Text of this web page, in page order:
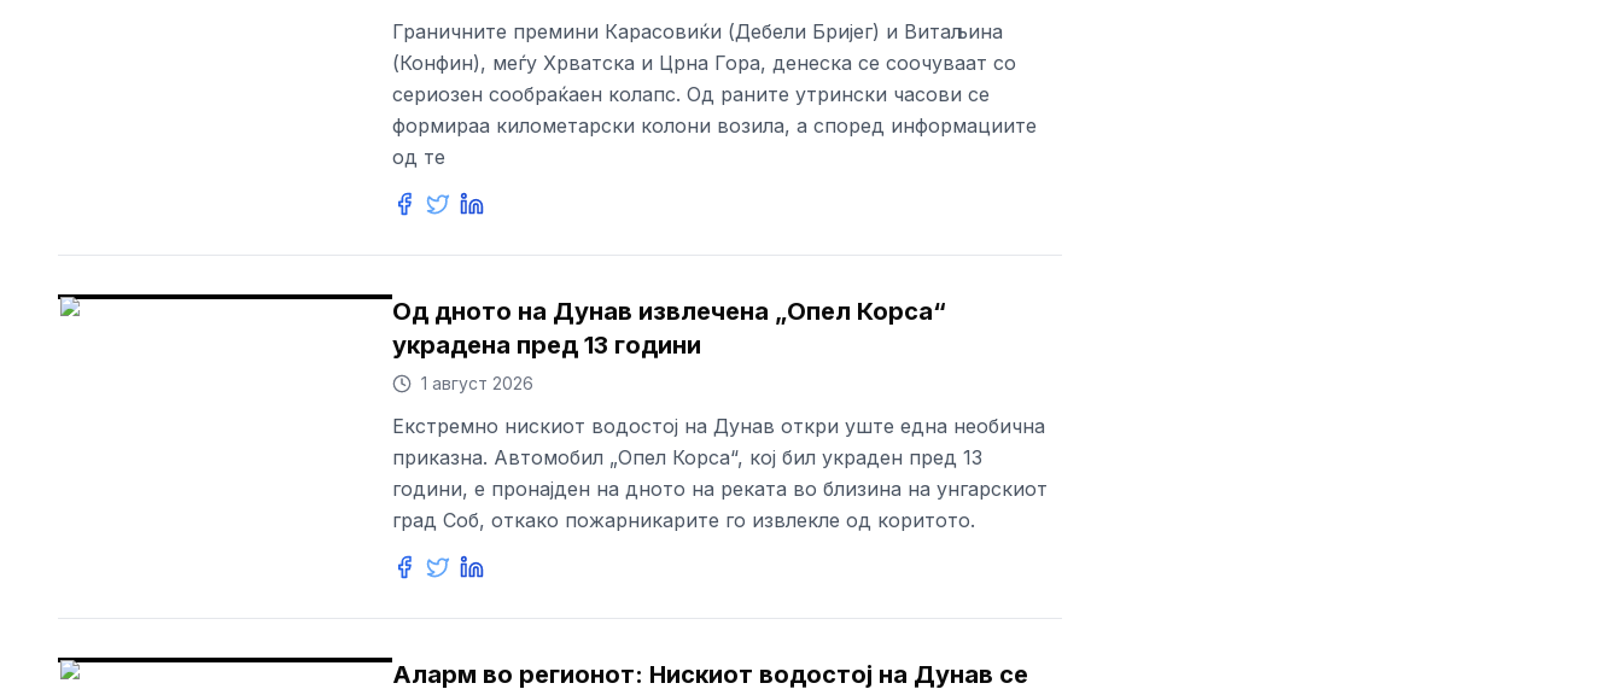
Граничните премини Карасовиќи (Дебели Бријег) и Витаљина
(Конфин), меѓу Хрватска и Црна Гора, денеска се соочуваат со
сериозен сообраќаен колапс. Од раните утрински часови се
формираа километарски колони возила, а според информациите
од те
Од дното на Дунав извлечена „Опел Корса“
украдена пред 13 години
1 август 2026
Екстремно нискиот водостој на Дунав откри уште една необична
приказна. Автомобил „Опел Корса“, кој бил украден пред 13
години, е пронајден на дното на реката во близина на унгарскиот
град Соб, откако пожарникарите го извлекле од коритото.
Аларм во регионот: Нискиот водостој на Дунав се